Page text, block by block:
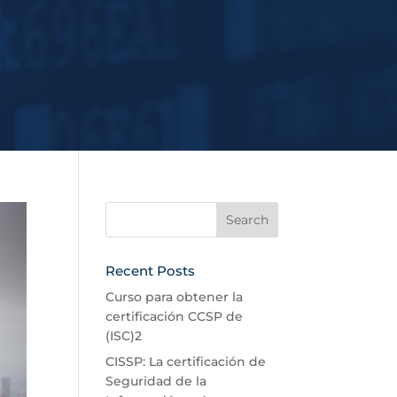
Recent Posts
Curso para obtener la
certificación CCSP de
(ISC)2
CISSP: La certificación de
Seguridad de la